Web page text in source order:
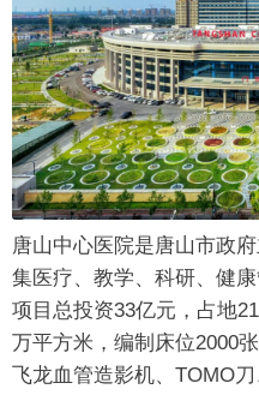
唐山中心医院是唐山市政
集医疗、教学、科研、健
项目总投资33亿元，占地
万平方米，编制床位2000
飞龙血管造影机、TOMO